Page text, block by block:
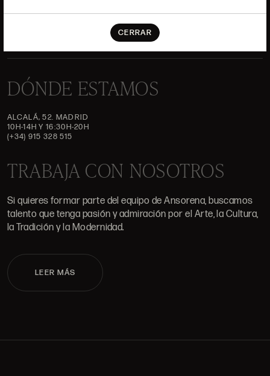
CERRAR
CONTACTO
DÓNDE ESTAMOS
ALCALÁ, 52. MADRID
10H-14H Y 16:30H-20H
(+34) 915 328 515
TRABAJA CON NOSOTROS
Si quieres formar parte del equipo de Ansorena, buscamos
talento que tenga pasión y admiración por el Arte, la Cultura,
la Tradición y la Modernidad.
LEER MÁS